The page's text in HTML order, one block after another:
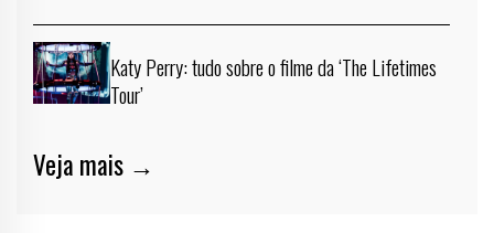
Katy Perry: tudo sobre o filme da ‘The Lifetimes
Tour’
Veja mais →